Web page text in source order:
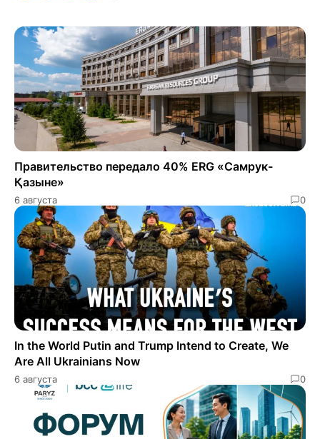
Правительство передало 40% ERG «Самрук-
Қазыне»
6 августа 0
In the World Putin and Trump Intend to Create, We
Are All Ukrainians Now
6 августа 0